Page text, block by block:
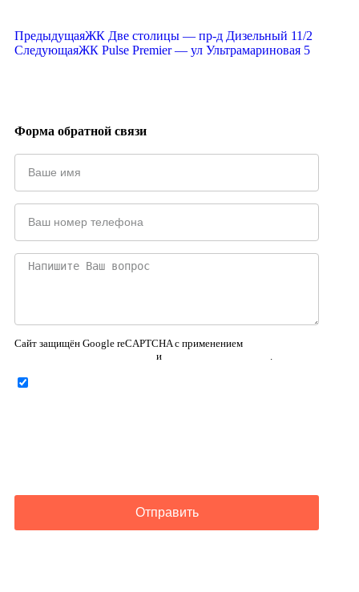
ПредыдущаяЖК Две столицы — пр-д Дизельный 11/2
СледующаяЖК Pulse Premier — ул Ультрамариновая 5
Форма обратной связи
Сайт защищён Google reCAPTCHA с применением
и .
Отправить